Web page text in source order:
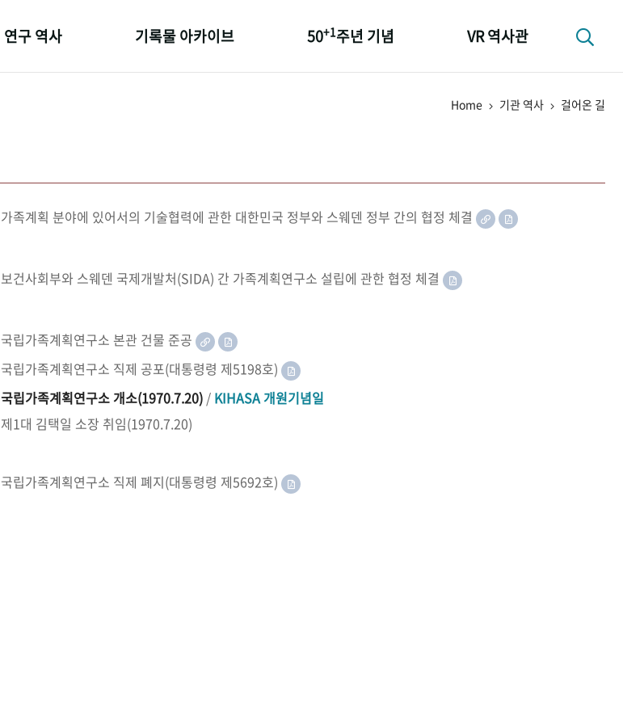
연구 역사 기록물 아카이브 50+1주년 기념 VR 역사관
Home 기관 역사 걸어온 길
가족계획 분야에 있어서의 기술협력에 관한 대한민국 정부와 스웨덴 정부 간의 협정 체결
보건사회부와 스웨덴 국제개발처(SIDA) 간 가족계획연구소 설립에 관한 협정 체결
국립가족계획연구소 본관 건물 준공
국립가족계획연구소 직제 공포(대통령령 제5198호)
국립가족계획연구소 개소(1970.7.20) / KIHASA 개원기념일
제1대 김택일 소장 취임(1970.7.20)
국립가족계획연구소 직제 폐지(대통령령 제5692호)